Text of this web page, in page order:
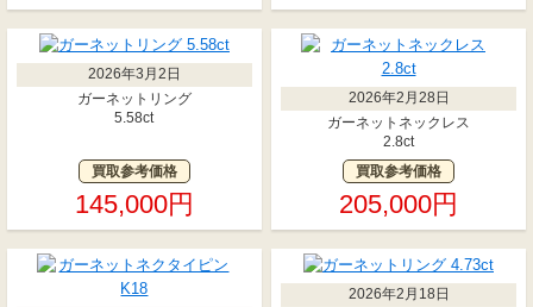
2026年3月2日
ガーネットリング
5.58ct
買取参考価格
145,000円
2026年2月28日
ガーネットネックレス
2.8ct
買取参考価格
205,000円
2026年2月18日